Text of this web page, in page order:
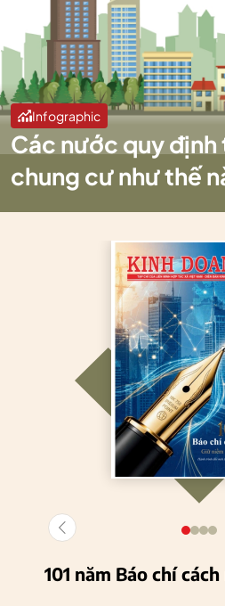
Infographic
Các nước quy định
chung cư như thế
101 năm Báo chí